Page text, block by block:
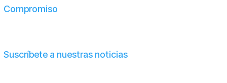
Compromiso
Suscríbete a nuestras noticias